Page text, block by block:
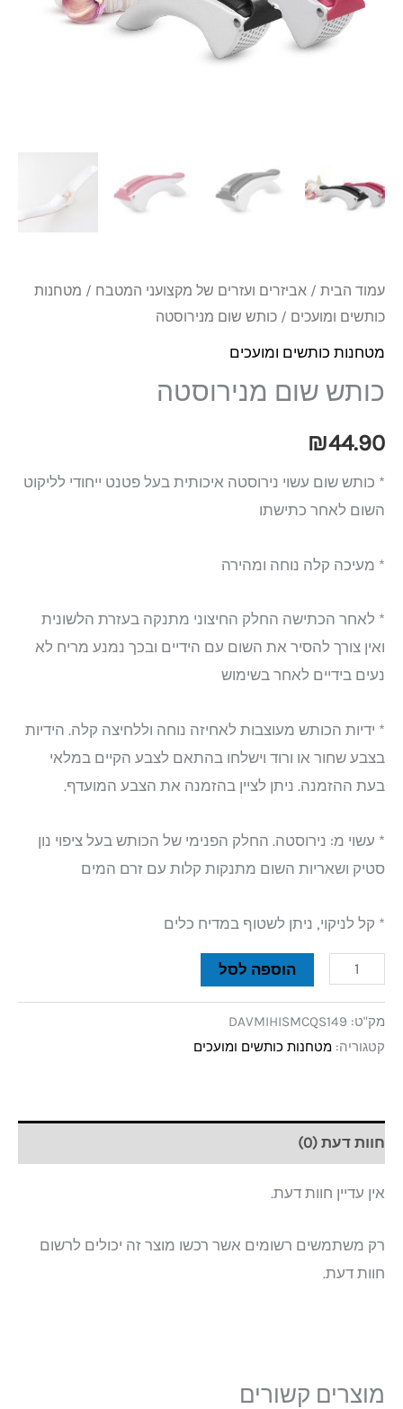
עמוד הבית / אביזרים ועזרים של מקצועני המטבח / מטחנות
כותשים ומועכים / כותש שום מנירוסטה
מטחנות כותשים ומועכים
כותש שום מנירוסטה
₪44.90
* כותש שום עשוי נירוסטה איכותית בעל פטנט ייחודי לליקוט
השום לאחר כתישתו
* מעיכה קלה נוחה ומהירה
* לאחר הכתישה החלק החיצוני מתנקה בעזרת הלשונית
ואין צורך להסיר את השום עם הידיים ובכך נמנע מריח לא
נעים בידיים לאחר בשימוש
* ידיות הכותש מעוצבות לאחיזה נוחה וללחיצה קלה. הידיות
בצבע שחור או ורוד וישלחו בהתאם לצבע הקיים במלאי
בעת ההזמנה. ניתן לציין בהזמנה את הצבע המועדף.
* עשוי מ: נירוסטה. החלק הפנימי של הכותש בעל ציפוי נון
סטיק ושאריות השום מתנקות קלות עם זרם המים
* קל לניקוי, ניתן לשטוף במדיח כלים
הוספה לסל
מק"ט: DAVMIHISMCQS149
קטגוריה: מטחנות כותשים ומועכים
חוות דעת (0)
אין עדיין חוות דעת.
רק משתמשים רשומים אשר רכשו מוצר זה יכולים לרשום
חוות דעת.
מוצרים קשורים